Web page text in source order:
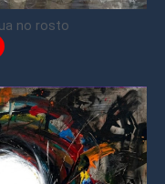
no rosto